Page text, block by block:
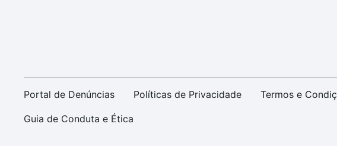
Portal de Denúncias Políticas de Privacidade Termos e
Guia de Conduta e Ética